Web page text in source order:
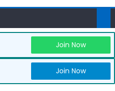
Join Now
Join Now